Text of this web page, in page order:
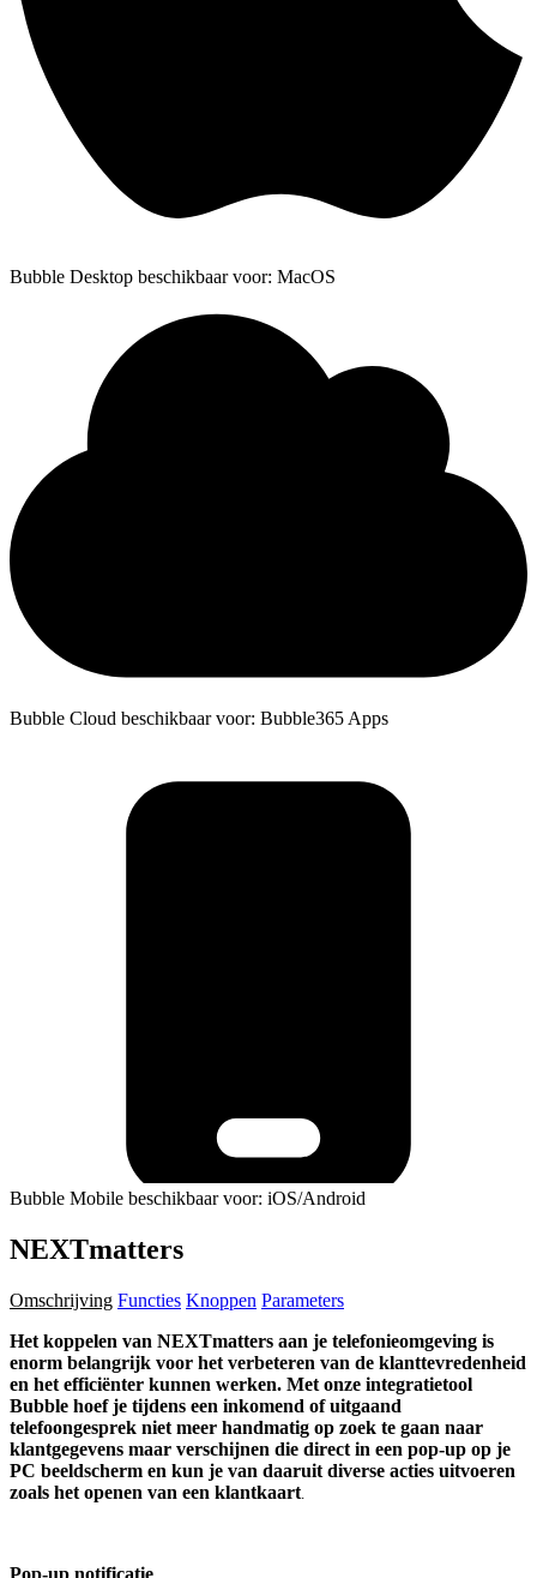
Bubble Desktop beschikbaar voor: MacOS
Bubble Cloud beschikbaar voor: Bubble365 Apps
Bubble Mobile beschikbaar voor: iOS/Android
NEXTmatters
Omschrijving Functies Knoppen Parameters
Het koppelen van NEXTmatters aan je telefonieomgeving is
enorm belangrijk voor het verbeteren van de klanttevredenheid
en het efficiënter kunnen werken. Met onze integratietool
Bubble hoef je tijdens een inkomend of uitgaand
telefoongesprek niet meer handmatig op zoek te gaan naar
klantgegevens maar verschijnen die direct in een pop-up op je
PC beeldscherm en kun je van daaruit diverse acties uitvoeren
zoals het openen van een klantkaart
Pop-up notificatie